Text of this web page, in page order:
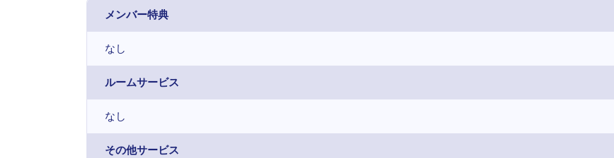
メンバー特典
なし
ルームサービス
なし
その他サービス